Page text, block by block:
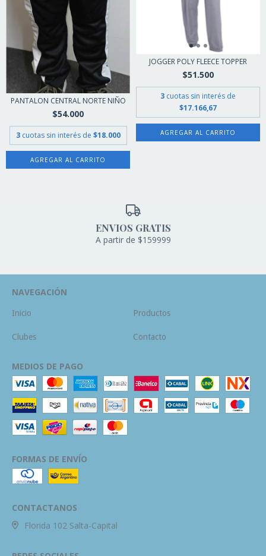
PANTALON CENTRAL NORTE NIÑO
$54.000
3 cuotas sin interés de $18.000
AGREGAR AL CARRITO
JOGGER POLY FLEECE TOPPER
$51.500
3 cuotas sin interés de
$17.166,67
AGREGAR AL CARRITO
ENVIOS GRATIS
A partir de $159999
NAVEGACIÓN
Inicio Productos
Clubes Contacto
MEDIOS DE PAGO
FORMAS DE ENVÍO
CONTACTANOS
Florida 102 Salta-Capital